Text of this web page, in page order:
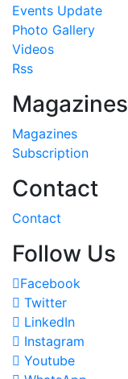
Events Update
Photo Gallery
Videos
Rss
Magazines
Magazines
Subscription
Contact
Contact
Follow Us
Facebook
Twitter
LinkedIn
Instagram
Youtube